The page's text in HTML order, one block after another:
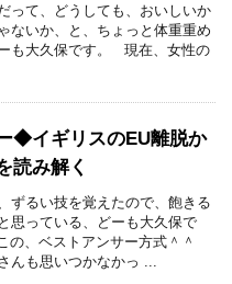
って、どうしても、おいしいか
ないか、と、ちょっと体重重め
も大久保です。 現在、女性の
◆イギリスのEU離脱か
読み解く
ずるい技を覚えたので、飽きる
思っている、どーも大久保で
、ベストアンサー方式＾＾
んも思いつかなかっ ...